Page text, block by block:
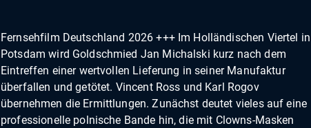
Fernsehfilm Deutschland 2026 +++ Im Holländischen Viertel in
Potsdam wird Goldschmied Jan Michalski kurz nach dem
Eintreffen einer wertvollen Lieferung in seiner Manufaktur
überfallen und getötet. Vincent Ross und Karl Rogov
übernehmen die Ermittlungen. Zunächst deutet vieles auf eine
professionelle polnische Bande hin, die mit Clowns-Masken